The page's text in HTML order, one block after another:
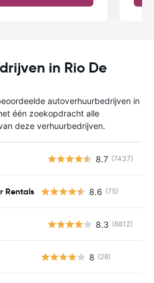
in Rio De
autoverhuurbedrijven in
één zoekopdracht alle
deze verhuurbedrijven.
8.7 (7437)
Rentals 8.6 (75)
8.3 (8812)
8 (28)